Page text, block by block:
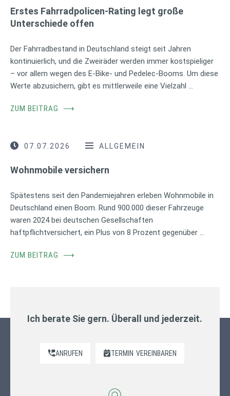
Erstes Fahrradpolicen-Rating legt große
Unterschiede offen
Der Fahrradbestand in Deutschland steigt seit Jahren
kontinuierlich, und die Zweiräder werden immer kostspieliger
– vor allem wegen des E-Bike- und Pedelec-Booms. Um diese
Werte abzusichern, gibt es mittlerweile eine Vielzahl …
ZUM BEITRAG ⟶
07.07.2026 ALLGEMEIN
Wohnmobile versichern
Spätestens seit den Pandemiejahren erleben Wohnmobile in
Deutschland einen Boom. Rund 900.000 dieser Fahrzeuge
waren 2024 bei deutschen Gesellschaften
haftpflichtversichert, ein Plus von 8 Prozent gegenüber …
ZUM BEITRAG ⟶
Ich berate Sie gern. Überall und jederzeit.
ANRUFEN TERMIN VEREINBAREN